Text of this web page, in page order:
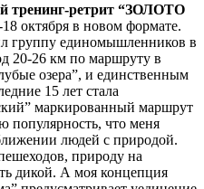
тренинг-ретрит “ЗОЛОТО
октября в новом формате.
группу единомышленников в
20-26 км по маршруту в
озера”, и единственным
15 лет стала
маркированный маршрут
популярность, что меня
людей с природой.
природу на
дикой. А моя концепция